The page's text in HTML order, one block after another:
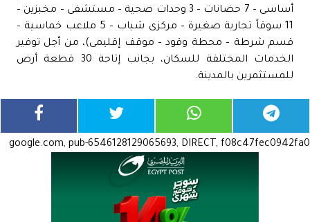
أساسى – 7 حضانات – 3 وحدات صحية – مستشفى – مخبزين –
11 سوقاً تجارية صغيرة – مركزى شباب – 5 ملاعب خماسية –
قسم شرطة – محطة وقود – موقف إقليمى)، من أجل توفير
الخدمات المختلفة للسكان، بجانب إتاحة 30 قطعة أرض
للمستثمرين بالمدينة.
google.com, pub-6546128129065693, DIRECT, f08c47fec0942fa0